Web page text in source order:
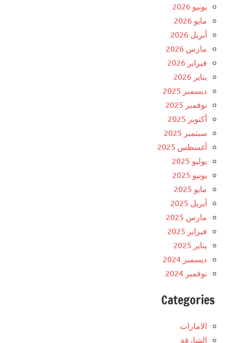
يونيو 2026
مايو 2026
أبريل 2026
مارس 2026
فبراير 2026
يناير 2026
ديسمبر 2025
نوفمبر 2025
أكتوبر 2025
سبتمبر 2025
أغسطس 2025
يوليو 2025
يونيو 2025
مايو 2025
أبريل 2025
مارس 2025
فبراير 2025
يناير 2025
ديسمبر 2024
نوفمبر 2024
Categories
الامارات
الشارقة